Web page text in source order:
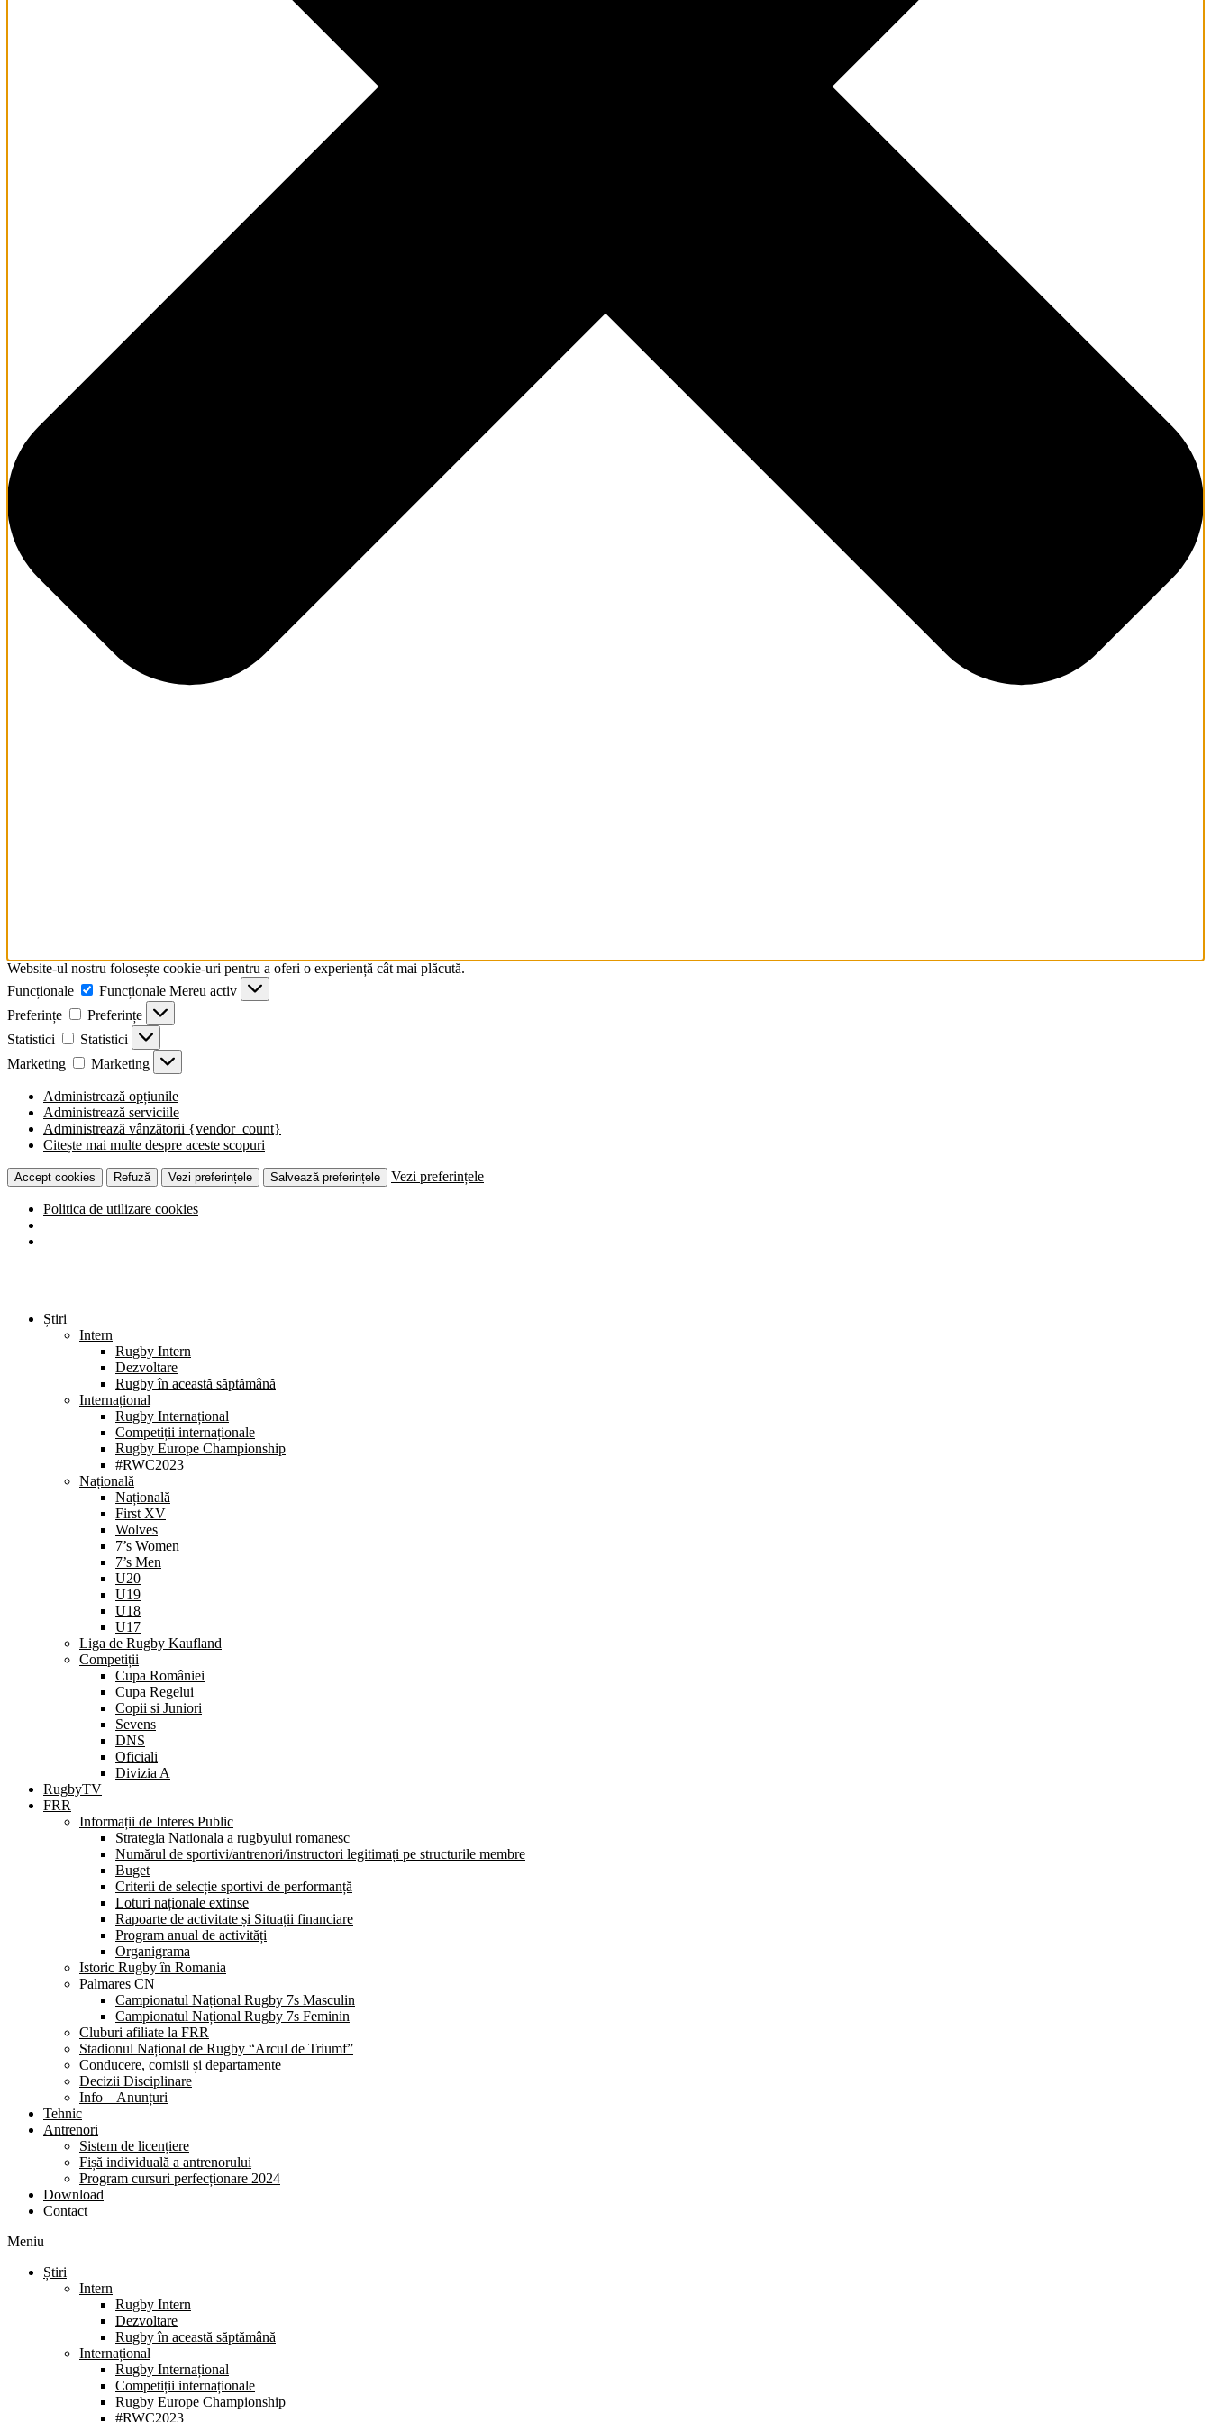
Website-ul nostru folosește cookie-uri pentru a oferi o experiență cât mai plăcută.
Funcționale
Funcționale Mereu activ
Preferințe
Preferințe
Statistici
Statistici
Marketing
Marketing
Administrează opțiunile
Administrează serviciile
Administrează vânzătorii {vendor_count}
Citește mai multe despre aceste scopuri
Accept cookies Refuză Vezi preferințele Salvează preferințele Vezi preferințele
Politica de utilizare cookies
Știri
Intern
Rugby Intern
Dezvoltare
Rugby în această săptămână
Internațional
Rugby Internațional
Competiții internaționale
Rugby Europe Championship
#RWC2023
Națională
Națională
First XV
Wolves
7’s Women
7’s Men
U20
U19
U18
U17
Liga de Rugby Kaufland
Competiții
Cupa României
Cupa Regelui
Copii si Juniori
Sevens
DNS
Oficiali
Divizia A
RugbyTV
FRR
Informații de Interes Public
Strategia Nationala a rugbyului romanesc
Numărul de sportivi/antrenori/instructori legitimați pe structurile membre
Buget
Criterii de selecție sportivi de performanță
Loturi naționale extinse
Rapoarte de activitate și Situații financiare
Program anual de activități
Organigrama
Istoric Rugby în Romania
Palmares CN
Campionatul Național Rugby 7s Masculin
Campionatul Național Rugby 7s Feminin
Cluburi afiliate la FRR
Stadionul Național de Rugby “Arcul de Triumf”
Conducere, comisii și departamente
Decizii Disciplinare
Info – Anunțuri
Tehnic
Antrenori
Sistem de licențiere
Fișă individuală a antrenorului
Program cursuri perfecționare 2024
Download
Contact
Meniu
Știri
Intern
Rugby Intern
Dezvoltare
Rugby în această săptămână
Internațional
Rugby Internațional
Competiții internaționale
Rugby Europe Championship
#RWC2023